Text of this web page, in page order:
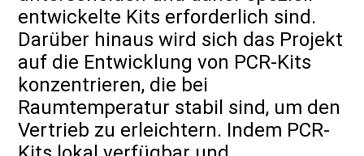
entwickelte Kits erforderlich sind.
Darüber hinaus wird sich das Projekt
auf die Entwicklung von PCR-Kits
konzentrieren, die bei
Raumtemperatur stabil sind, um den
Vertrieb zu erleichtern. Indem PCR-